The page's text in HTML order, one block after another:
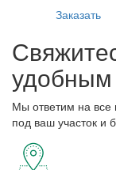
Заказать
Мы ответим на
под ваш участок и